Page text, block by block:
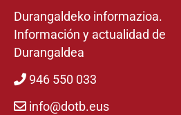
Durangaldeko informazioa.
Información y actualidad de
Durangaldea
946 550 033
info@dotb.eus